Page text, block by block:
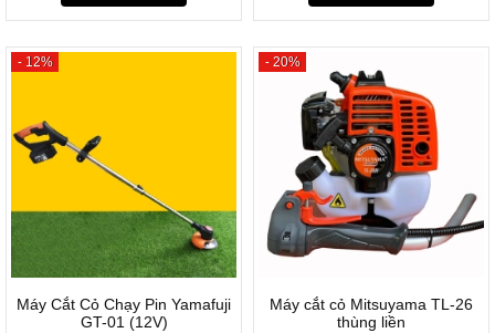
- 12%
Máy Cắt Cỏ Chạy Pin Yamafuji
GT-01 (12V)
- 20%
Máy cắt cỏ Mitsuyama TL-26
thùng liền